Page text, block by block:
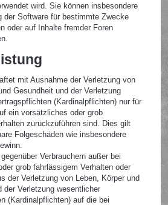
wird. Sie können insbesondere
der Software für bestimmte Zwecke
oder auf Inhalte fremder Foren
mit Ausnahme der Verletzung von
Gesundheit und der Verletzung
(Kardinalpflichten) nur für
ein vorsätzliches oder grob
zurückzuführen sind. Dies gilt
Folgeschäden wie insbesondere
Verbrauchern außer bei
grob fahrlässigem Verhalten oder
der Verletzung von Leben, Körper und
der Verletzung wesentlicher
(Kardinalpflichten) auf die bei